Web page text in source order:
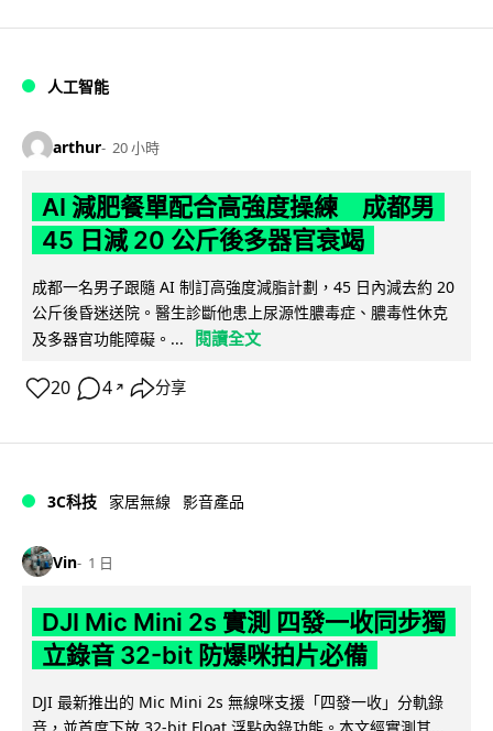
人工智能
arthur 20 小時
AI 減肥餐單配合高強度操練 成都男
45 日減 20 公斤後多器官衰竭
成都一名男子跟隨 AI 制訂高強度減脂計劃，45 日內減去約 20
公斤後昏迷送院。醫生診斷他患上尿源性膿毒症、膿毒性休克
及多器官功能障礙。...
閱讀全文
20 4 ↗ 分享
3C科技 家居無線 影音產品
Vin 1 日
DJI Mic Mini 2s 實測 四發一收同步獨
立錄音 32-bit 防爆咪拍片必備
DJI 最新推出的 Mic Mini 2s 無線咪支援「四發一收」分軌錄